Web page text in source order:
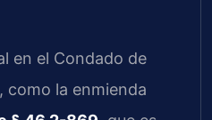
en el Condado de
como la enmienda